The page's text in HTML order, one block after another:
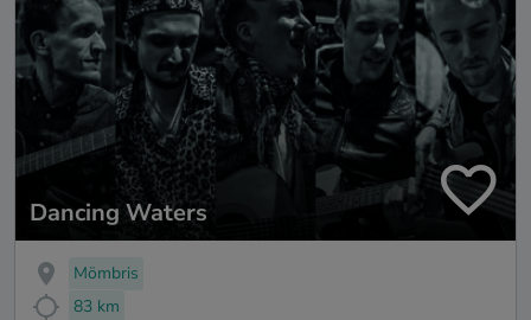
Dancing Waters
Mömbris
83 km